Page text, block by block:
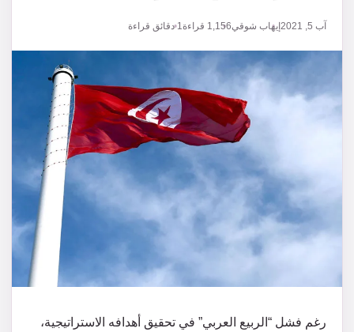
آب 5, 2021 إيهاب شوقي1,156 قراءة1 دقائق قراءة
رغم فشل “الربيع العربي” في تحقيق أهدافه الاستراتيجية،